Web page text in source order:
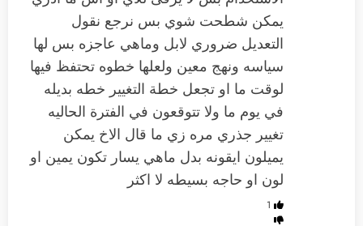
يمكن شطحت شوي بس نرجع نقول
التعديل ضروري لابل وماهي عاجزه بس لها
سياسه ونهج معين ولعلها خطوه تحتفظ فيها
لوقت ما او تجعل خطة التغيير خطه بديله
في يوم ما ولا تتوقعون في الفترة الحاليه
تغيير جذري مره زي ما قال الاخ يمكن
يميلون ايقونه بدل ماهي يسار تكون يمين او
لون او حاجه بسيطه لا اكثر
1